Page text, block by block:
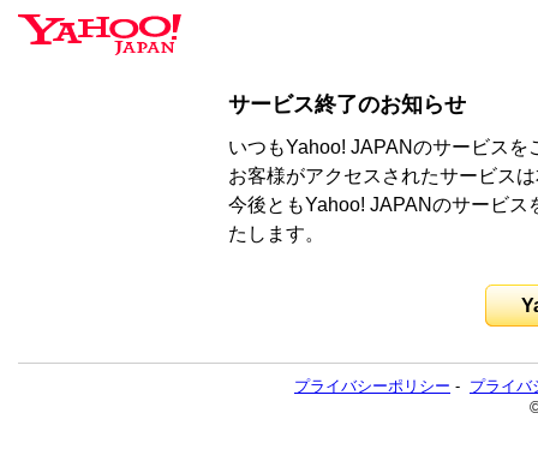
サービス終了のお知らせ
いつもYahoo! JAPANのサービス
お客様がアクセスされたサービス
今後ともYahoo! JAPANのサービ
たします。
プライバシーポリシー - プライバ